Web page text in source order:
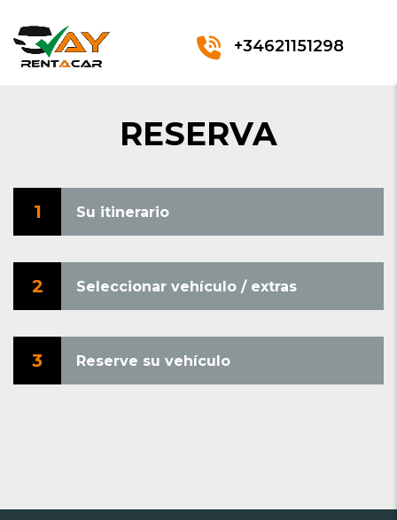
+34621151298
RESERVA
1 Su itinerario
2 Seleccionar vehículo / extras
3 Reserve su vehículo